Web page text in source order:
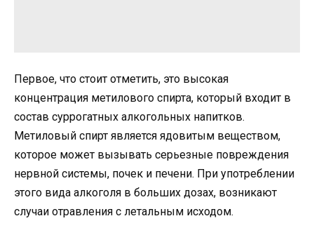
Первое, что стоит отметить, это высокая
концентрация метилового спирта, который входит в
состав суррогатных алкогольных напитков.
Метиловый спирт является ядовитым веществом,
которое может вызывать серьезные повреждения
нервной системы, почек и печени. При употреблении
этого вида алкоголя в больших дозах, возникают
случаи отравления с летальным исходом.